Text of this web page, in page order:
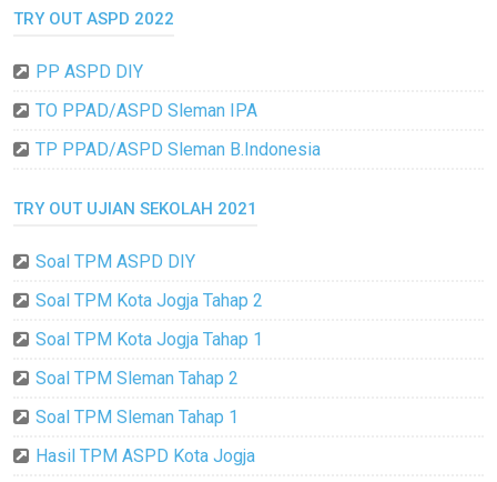
TRY OUT ASPD 2022
PP ASPD DIY
TO PPAD/ASPD Sleman IPA
TP PPAD/ASPD Sleman B.Indonesia
TRY OUT UJIAN SEKOLAH 2021
Soal TPM ASPD DIY
Soal TPM Kota Jogja Tahap 2
Soal TPM Kota Jogja Tahap 1
Soal TPM Sleman Tahap 2
Soal TPM Sleman Tahap 1
Hasil TPM ASPD Kota Jogja